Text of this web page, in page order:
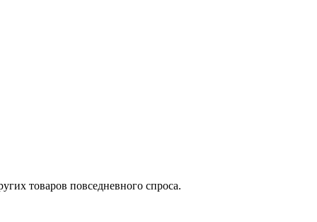
товаров повседневного спроса.